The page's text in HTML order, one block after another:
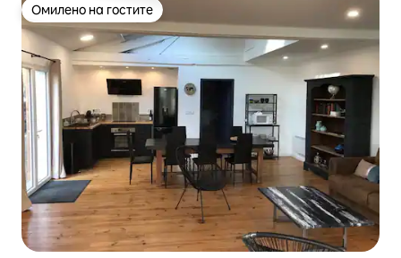
Омилено на гостите
Омилено на гостите